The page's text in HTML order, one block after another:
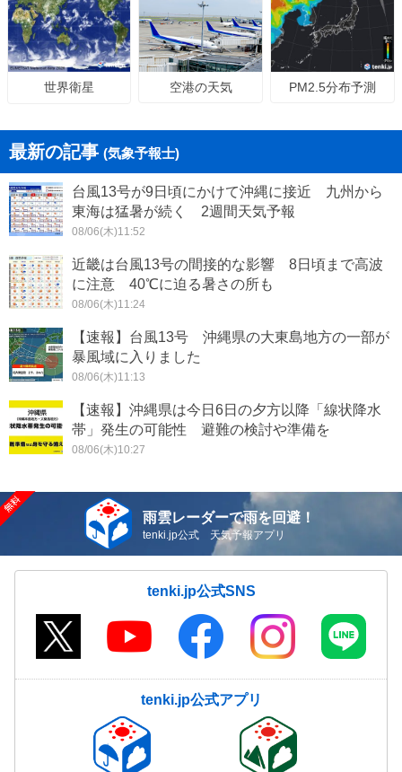
世界衛星 空港の天気 PM2.5分布予測
最新の記事 (気象予報士)
台風13号が9日頃にかけて沖縄に接近 九州から
東海は猛暑が続く 2週間天気予報
08/06(木)11:52
近畿は台風13号の間接的な影響 8日頃まで高波
に注意 40℃に迫る暑さの所も
08/06(木)11:24
【速報】台風13号 沖縄県の大東島地方の一部が
暴風域に入りました
08/06(木)11:13
【速報】沖縄県は今日6日の夕方以降「線状降水
帯」発生の可能性 避難の検討や準備を
08/06(木)10:27
雨雲レーダーで雨を回避！
tenki.jp公式 天気予報アプリ
tenki.jp公式SNS
tenki.jp公式アプリ